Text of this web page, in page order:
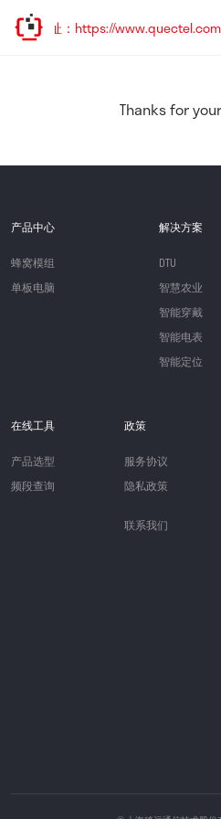
访问新址：https://
Thanks for
产品中心
蜂窝模组
单板电脑
解决方案
DTU
智慧农业
智能穿戴
智能电表
智能定位
在线工具
产品选型
频段查询
政策
服务协议
隐私政策
联系我们